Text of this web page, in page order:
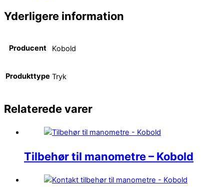
Yderligere information
Producent Kobold
Produkttype Tryk
Relaterede varer
Tilbehør til manometre – Kobold